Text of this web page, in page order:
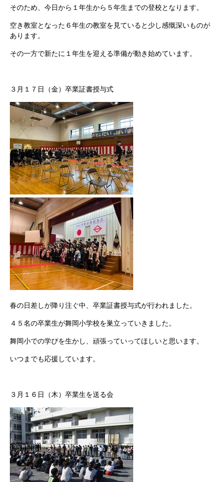
そのため、今日から１年生から５年生までの登校となります。
空き教室となった６年生の教室を見ていると少し感慨深いものが
あります。
その一方で新たに１年生を迎える準備が動き始めています。
３月１７日（金）卒業証書授与式
春の日差しが降り注ぐ中、卒業証書授与式が行われました。
４５名の卒業生が舞岡小学校を巣立っていきました。
舞岡小での学びを生かし、頑張っていってほしいと思います。
いつまでも応援しています。
３月１６日（木）卒業生を送る会